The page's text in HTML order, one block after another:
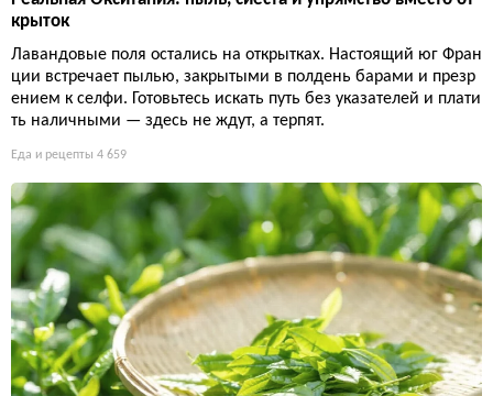
крыток
Лавандовые поля остались на открытках. Настоящий юг Фран
ции встречает пылью, закрытыми в полдень барами и презр
ением к селфи. Готовьтесь искать путь без указателей и плати
ть наличными — здесь не ждут, а терпят.
Еда и рецепты 4 659